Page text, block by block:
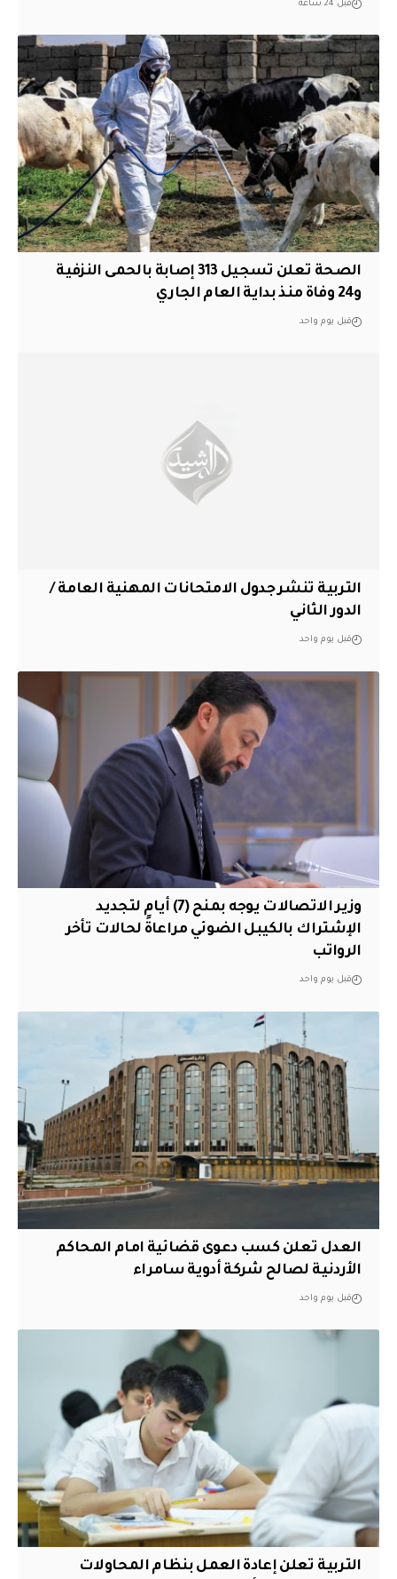
قبل 24 ساعة
الصحة تعلن تسجيل 313 إصابة بالحمى النزفية
و24 وفاة منذ بداية العام الجاري
قبل يوم واحد
التربية تنشر جدول الامتحانات المهنية العامة /
الدور الثاني
قبل يوم واحد
وزير الاتصالات يوجه بمنح (7) أيام لتجديد
الإشتراك بالكيبل الضوئي مراعاةً لحالات تأخر
الرواتب
قبل يوم واحد
العدل تعلن كسب دعوى قضائية امام المحاكم
الأردنية لصالح شركة أدوية سامراء
قبل يوم واحد
التربية تعلن إعادة العمل بنظام المحاولات